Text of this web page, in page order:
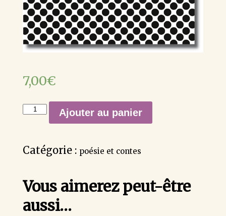
7,00€
quantité
Atome,
Rosalie
Ajouter au panier
Catégorie : poésie et contes
Vous aimerez peut-être
aussi…